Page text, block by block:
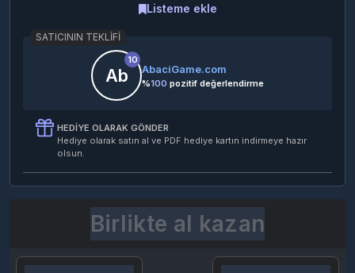
0 değerlendirme
Listeme ekle
SATICININ TEKLIFI
10
Ab AbaciGame.com
%100 pozitif değerlendirme
HEDIYE OLARAK GÖNDER
Hediye olarak satın al ve PDF hediye kartın indirmeye hazır
olsun.
Birlikte al kazan